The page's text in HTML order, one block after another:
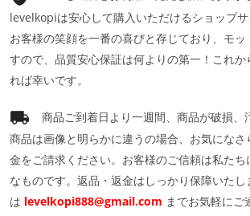
levelkopiは安心して購入いただけるショップ
お客様の笑顔を一番の喜びと存じており、モ
すので、品質安心保証は何よりの第一！これ
れば幸いです。
商品ご到着日より一週間、商品が破損、
商品は画像と明らかに違うの場合、お気になさ
金をご請求ください。お客様のご信頼は私た
なものです。返品・返金はしっかり保障いた
は levelkopi888@gmail.com までお気軽にご